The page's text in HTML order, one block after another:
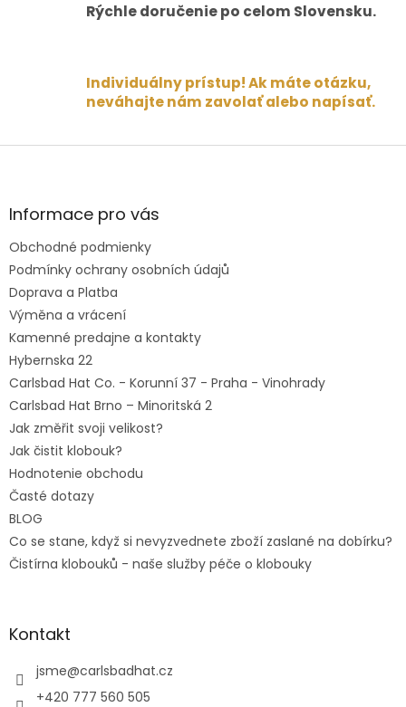
Rýchle doručenie po celom Slovensku.
Individuálny prístup! Ak máte otázku,
neváhajte nám zavolať alebo napísať.
Z
ä
e
Informace pro vás
Obchodné podmienky
Podmínky ochrany osobních údajů
Doprava a Platba
Výměna a vrácení
Kamenné predajne a kontakty
Hybernska 22
Carlsbad Hat Co. - Korunní 37 - Praha - Vinohrady
Carlsbad Hat Brno – Minoritská 2
Jak změřit svoji velikost?
Jak čistit klobouk?
Hodnotenie obchodu
Časté dotazy
BLOG
Co se stane, když si nevyzvednete zboží zaslané na dobírku?
Čistírna klobouků - naše služby péče o klobouky
Kontakt
jsme@carlsbadhat.cz
+420 777 560 505